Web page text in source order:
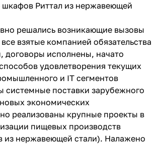
шкафов Риттал из нержавеющей
решались возникающие вызовы
взятые компанией обязательства
договоры исполнены, начато
удовлетворения текущих
и IT сегментов
системные поставки зарубежного
экономических
реализованы крупные проекты в
пищевых производств
из нержавеющей стали). Налажено